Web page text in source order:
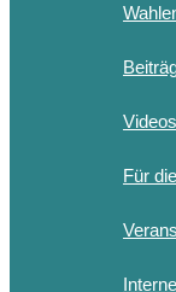
Videos
Für